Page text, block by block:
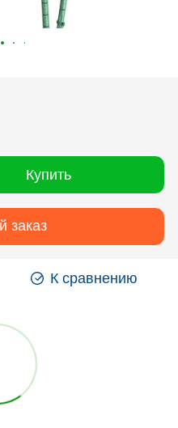
Купить
заказ
К сравнению